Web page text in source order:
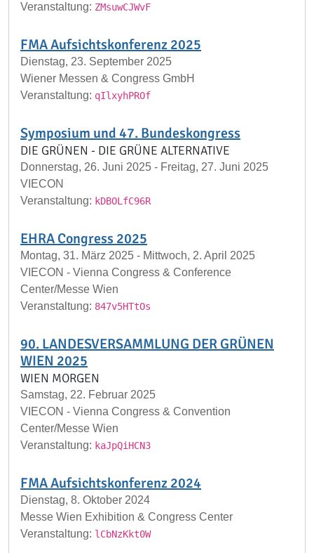
Veranstaltung: ZMsuwCJWvF
FMA Aufsichtskonferenz 2025
Dienstag, 23. September 2025
Wiener Messen & Congress GmbH
Veranstaltung: qIlxyhPROf
Symposium und 47. Bundeskongress
DIE GRÜNEN - DIE GRÜNE ALTERNATIVE
Donnerstag, 26. Juni 2025 - Freitag, 27. Juni 2025
VIECON
Veranstaltung: kDBOLfC96R
EHRA Congress 2025
Montag, 31. März 2025 - Mittwoch, 2. April 2025
VIECON - Vienna Congress & Conference
Center/Messe Wien
Veranstaltung: 847v5HTtOs
90. LANDESVERSAMMLUNG DER GRÜNEN
WIEN 2025
WIEN MORGEN
Samstag, 22. Februar 2025
VIECON - Vienna Congress & Convention
Center/Messe Wien
Veranstaltung: kaJpQiHCN3
FMA Aufsichtskonferenz 2024
Dienstag, 8. Oktober 2024
Messe Wien Exhibition & Congress Center
Veranstaltung: lCbNzKkt0W